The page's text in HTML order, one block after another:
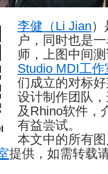
李健（Li Jian
户，同时也是
师，上图中间
Studio MDI工作
们成立的对标
设计制作团队
及Rhino软件，
有益尝试。
本文中的所有
提供，如需转载